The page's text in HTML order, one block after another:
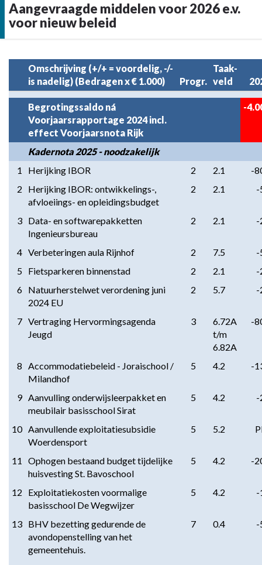
Aangevraagde middelen voor 2026 e.v.
voor nieuw beleid
navigatie
Aangevraagde
middelen
nieuw
Toelichting
Omschrijving (+/+ = voordelig, -/-
is nadelig) (Bedragen x € 1.000)
Progr.
Taak-
veld
Begrotingssaldo ná
Voorjaarsrapportage 2024 incl.
effect Voorjaarsnota Rijk
-
Kadernota 2025 - noodzakelijk
1
Herijking IBOR 2 2.1
-
2
Herijking IBOR: ontwikkelings-,
afvloeiings- en opleidingsbudget
2 2.1 -
3 Data- en softwarepakketten
Ingenieursbureau
2 2.1 -
4 Verbeteringen aula Rijnhof 2 7.5
-
5 Fietsparkeren binnenstad 2 2.1
-
6 Natuurherstelwet verordening juni
2024 EU
2 5.7 -
7 Vertraging Hervormingsagenda
Jeugd
3
6.72A
t/m
6.82A
-
8 Accommodatiebeleid - Joraischool /
Milandhof
5 4.2 -
9 Aanvulling onderwijsleerpakket en
meubilair basisschool Sirat
5 4.2 -
10 Aanvullende exploitatiesubsidie
Woerdensport
5 5.2
11
Ophogen bestaand budget tijdelijke
huisvesting St. Bavoschool
5 4.2 -
12
Exploitatiekosten voormalige
basisschool De Wegwijzer
5 4.2 -
13 BHV bezetting gedurende de
avondopenstelling van het
gemeentehuis.
7 0.4 -